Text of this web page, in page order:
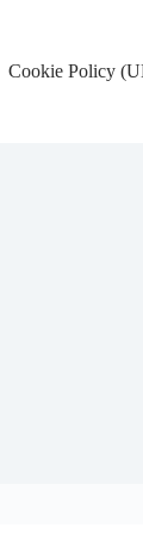
Cookie Policy